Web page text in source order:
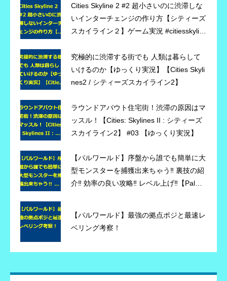
Cities Skyline 2 #2 超小さいのに渋滞しな
いインターチェンジの作り方【シティーズ
スカイライン２】ゲーム実況 #citiesskylin
究極的に渋滞する街でも 人類は暮らして
いけるのか【ゆっくり実況】【Cities Skyli
nes2 / シティーズスカイライン2】
ラウンドアバウト住宅街！渋滞の原因はマ
ッスル！【Cities: Skylines II : シティーズ
スカイライン2】 #03 【ゆっくり実況】
【パルワールド】序盤から誰でも簡単に大
型モンスターを捕獲出来ちゃう‼ 裏技の紹
介‼ 効率の良い攻略‼ レベル上げ‼【Palwor
【パルワールド】最強の拠点ポジと最速レ
ベリング考察！